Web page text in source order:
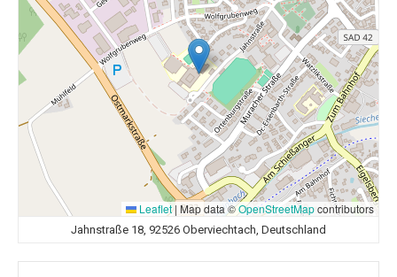
Leaflet | Map data ©OpenStreetMapcontributors
Jahnstraße 18, 92526 Oberviechtach, Deutschland